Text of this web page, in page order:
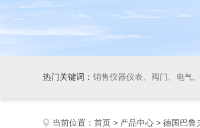
热门关键词： 销售仪器仪表、阀门、电气、电线电缆、机电产品、船舶
当前位置： 首页 > 产品中心 > 德国巴鲁